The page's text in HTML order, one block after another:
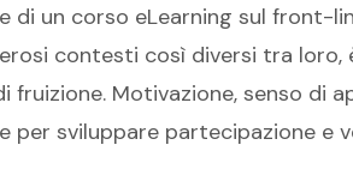
un corso eLearning sul front-
contesti così diversi tra
Motivazione, senso di
per sviluppare partecipazione e